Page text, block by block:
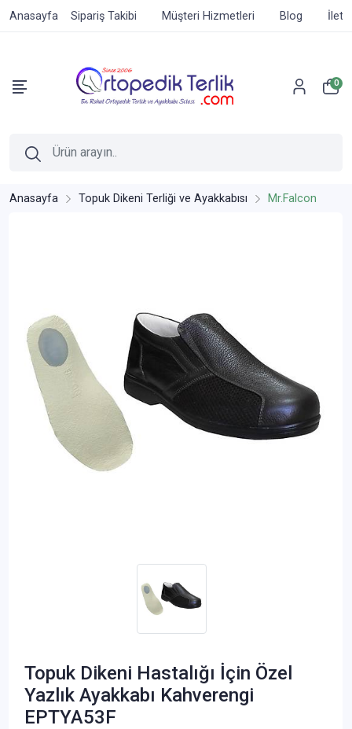
Anasayfa Sipariş Takibi Müşteri Hizmetleri Blog
0
Anasayfa Topuk Dikeni Terliği ve Ayakkabısı Mr.Falcon
Topuk Dikeni Hastalığı İçin Özel
Yazlık Ayakkabı Kahverengi
EPTYA53F